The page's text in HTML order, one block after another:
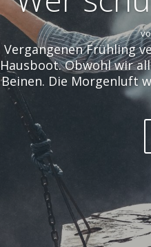
Vergangenen Frühling
Hausboot. Obwohl wir
Beinen. Die Morgenluft